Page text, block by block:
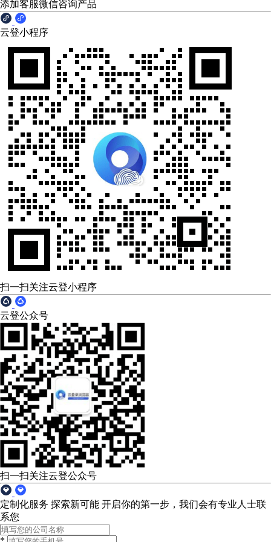
添加客服微信咨询产品
云登小程序
扫一扫关注云登小程序
云登公众号
扫一扫关注云登公众号
定制化服务 探索新可能 开启你的第一步，我们会有专业人士联
系您